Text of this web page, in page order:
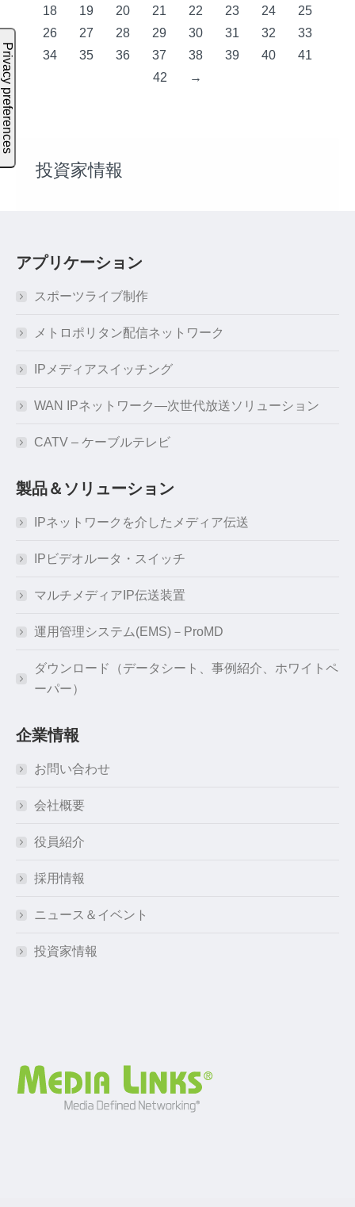
18
19 20 21 22 23 24
25
26
27 28 29 30 31 32
33
34
35 36 37 38 39 40
41
42
→
投資家情報
アプリケーション
スポーツライブ制作
メトロポリタン配信ネットワーク
IPメディアスイッチング
WAN IPネットワーク―次世代放送ソリューション
CATV – ケーブルテレビ
製品＆ソリューション
IPネットワークを介したメディア伝送
IPビデオルータ・スイッチ
マルチメディアIP伝送装置
運用管理システム(EMS)－ProMD
ダウンロード（データシート、事例紹介、ホワイトペ
ーパー）
企業情報
お問い合わせ
会社概要
役員紹介
採用情報
ニュース＆イベント
投資家情報